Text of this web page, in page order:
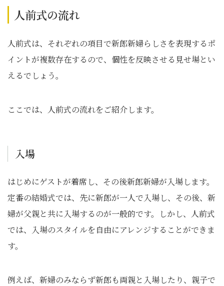
人前式の流れ
人前式は、それぞれの項目で新郎新婦らしさを表現するポ
イントが複数存在するので、個性を反映させる見せ場とい
えるでしょう。
ここでは、人前式の流れをご紹介します。
入場
はじめにゲストが着席し、その後新郎新婦が入場します。
定番の結婚式では、先に新郎が一人で入場し、その後、新
婦が父親と共に入場するのが一般的です。しかし、人前式
では、入場のスタイルを自由にアレンジすることができま
す。
例えば、新婦のみならず新郎も両親と入場したり、親子で